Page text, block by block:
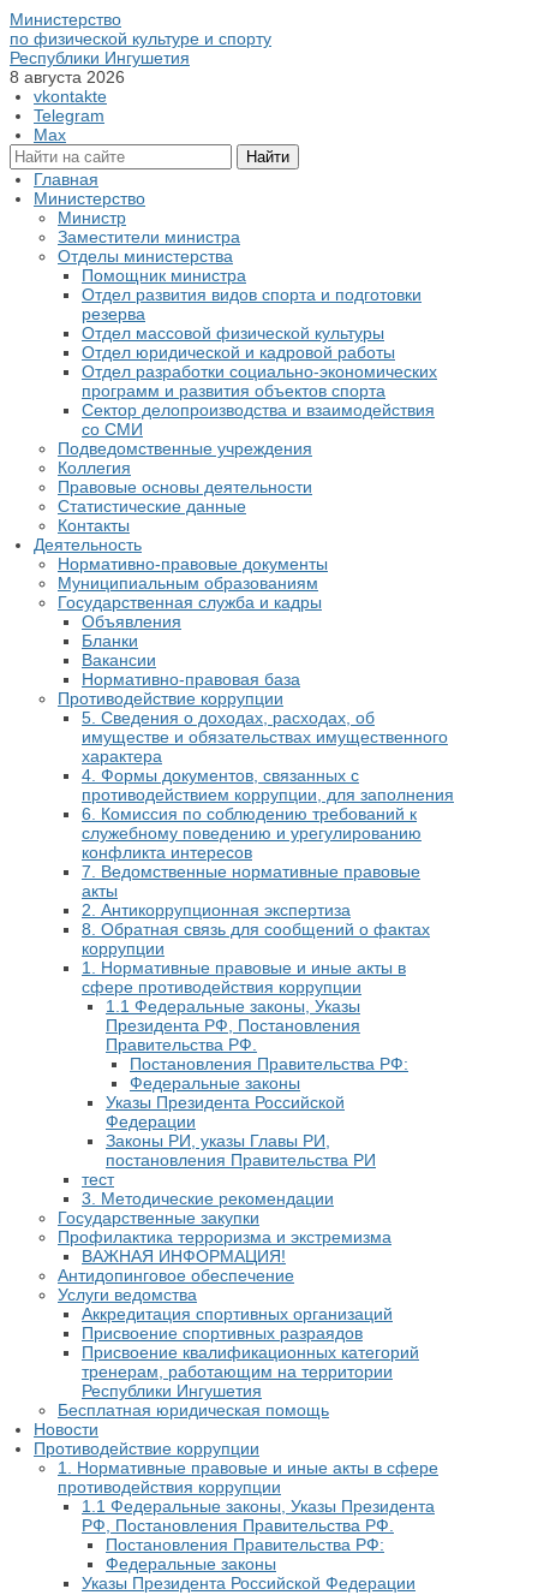
Министерство
по физической культуре и спорту
Республики Ингушетия
8 августа 2026
vkontakte
Telegram
Max
Главная
Министерство
Министр
Заместители министра
Отделы министерства
Помощник министра
Отдел развития видов спорта и подготовки
резерва
Отдел массовой физической культуры
Отдел юридической и кадровой работы
Отдел разработки социально-экономических
программ и развития объектов спорта
Сектор делопроизводства и взаимодействия
со СМИ
Подведомственные учреждения
Коллегия
Правовые основы деятельности
Статистические данные
Контакты
Деятельность
Нормативно-правовые документы
Муниципиальным образованиям
Государственная служба и кадры
Объявления
Бланки
Вакансии
Нормативно-правовая база
Противодействие коррупции
5. Сведения о доходах, расходах, об
имуществе и обязательствах имущественного
характера
4. Формы документов, связанных с
противодействием коррупции, для заполнения
6. Комиссия по соблюдению требований к
служебному поведению и урегулированию
конфликта интересов
7. Ведомственные нормативные правовые
акты
2. Антикоррупционная экспертиза
8. Обратная связь для сообщений о фактах
коррупции
1. Нормативные правовые и иные акты в
сфере противодействия коррупции
1.1 Федеральные законы, Указы
Президента РФ, Постановления
Правительства РФ.
Постановления Правительства РФ:
Федеральные законы
Указы Президента Российской
Федерации
Законы РИ, указы Главы РИ,
постановления Правительства РИ
тест
3. Методические рекомендации
Государственные закупки
Профилактика терроризма и экстремизма
​ВАЖНАЯ ИНФОРМАЦИЯ!
Антидопинговое обеспечение
Услуги ведомства
Аккредитация спортивных организаций
Присвоение спортивных разраядов
Присвоение квалификационных категорий
тренерам, работающим на территории
Республики Ингушетия
Бесплатная юридическая помощь
Новости
Противодействие коррупции
1. Нормативные правовые и иные акты в сфере
противодействия коррупции
1.1 Федеральные законы, Указы Президента
РФ, Постановления Правительства РФ.
Постановления Правительства РФ:
Федеральные законы
Указы Президента Российской Федерации